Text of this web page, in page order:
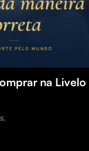
na Livelo